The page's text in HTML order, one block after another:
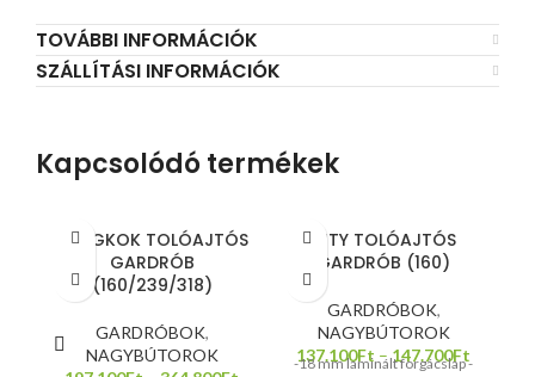
TOVÁBBI INFORMÁCIÓK
SZÁLLÍTÁSI INFORMÁCIÓK
Kapcsolódó termékek
BANGKOK TOLÓAJTÓS
GARDRÓB
(160/239/318)
GARDRÓBOK,
NAGYBÚTOROK
CITY TOLÓAJTÓS
GARDRÓB (160)
GARDRÓBOK,
NAGYBÚTOROK
137.100Ft – 147.700Ft
-18 mm laminált forgácslap -